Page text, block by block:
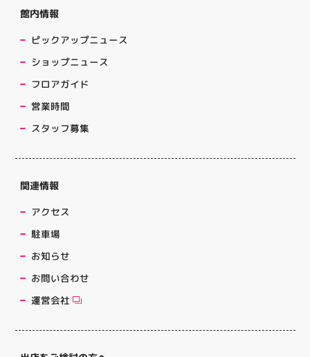
館内情報
ピックアップニュース
ショップニュース
フロアガイド
営業時間
スタッフ募集
関連情報
アクセス
駐車場
お知らせ
お問い合わせ
運営会社